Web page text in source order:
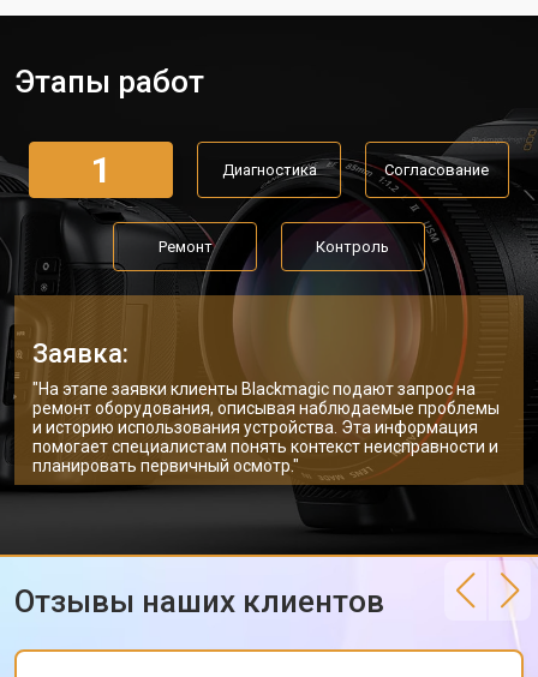
Этапы работ
1 Диагностика Согласование
Ремонт Контроль
Заявка:
"На этапе заявки клиенты Blackmagic подают запрос на
ремонт оборудования, описывая наблюдаемые проблемы
и историю использования устройства. Эта информация
помогает специалистам понять контекст неисправности и
планировать первичный осмотр."
Отзывы наших клиентов